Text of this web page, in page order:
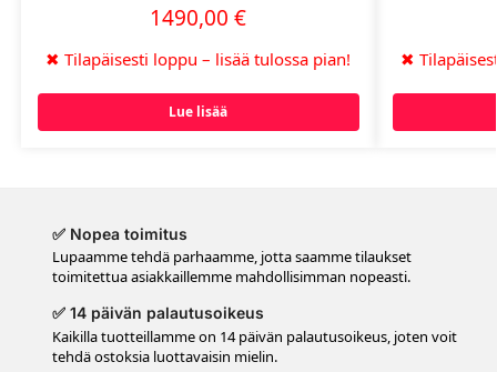
1490,00€
✖ Tilapäisesti loppu – lisää tulossa pian!
Lue lisää
✖
✅ Nopea toimitus
Lupaamme tehdä parhaamme, jotta saamme tilaukset
toimitettua asiakkaillemme mahdollisimman nopeasti.
✅ 14 päivän palautusoikeus
Kaikilla tuotteillamme on 14 päivän palautusoikeus, joten voit
tehdä ostoksia luottavaisin mielin.